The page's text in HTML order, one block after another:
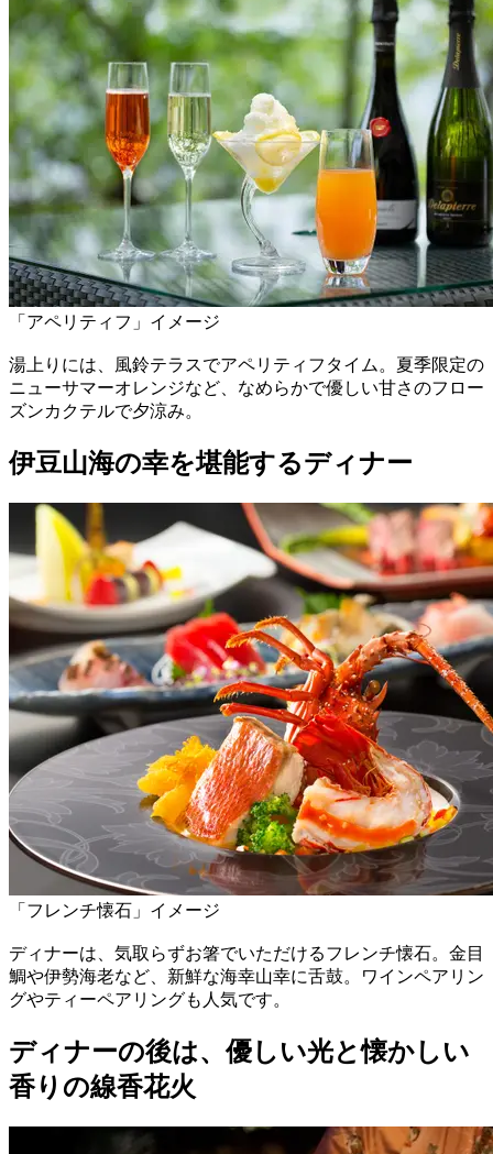
「アペリティフ」イメージ
湯上りには、風鈴テラスでアペリティフタイム。夏季限定の
ニューサマーオレンジなど、なめらかで優しい甘さのフロー
ズンカクテルで夕涼み。
伊豆山海の幸を堪能するディナー
「フレンチ懐石」イメージ
ディナーは、気取らずお箸でいただけるフレンチ懐石。金目
鯛や伊勢海老など、新鮮な海幸山幸に舌鼓。ワインペアリン
グやティーペアリングも人気です。
ディナーの後は、優しい光と懐かしい
香りの線香花火